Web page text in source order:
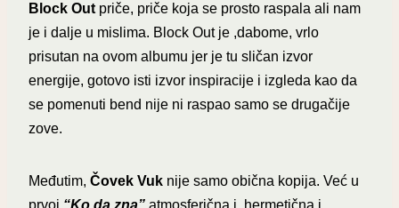
Block Out priče, priče koja se prosto raspala ali nam
je i dalje u mislima. Block Out je ,dabome, vrlo
prisutan na ovom albumu jer je tu sličan izvor
energije, gotovo isti izvor inspiracije i izgleda kao da
se pomenuti bend nije ni raspao samo se drugačije
zove.
Međutim, Čovek Vuk nije samo obična kopija. Već u